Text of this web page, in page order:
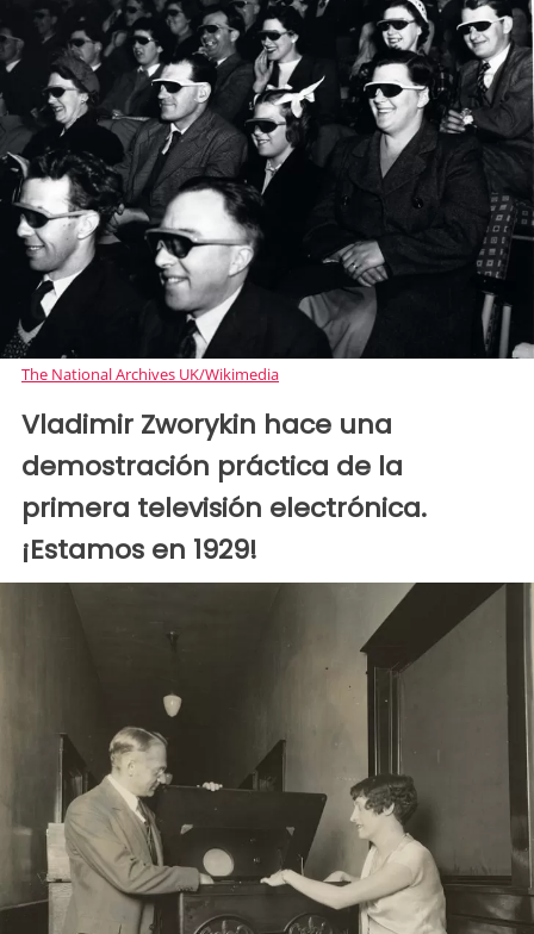
The National Archives UK/Wikimedia
Vladimir Zworykin hace una
demostración práctica de la
primera televisión electrónica.
¡Estamos en 1929!